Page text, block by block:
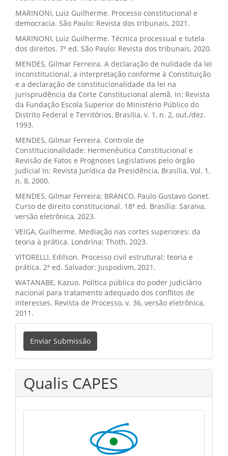
MARINONI, Luiz Guilherme. Processo constitucional e
democracia. São Paulo: Revista dos tribunais, 2021.
MARINONI, Luiz Guilherme. Técnica processual e tutela
dos direitos. 7ª ed. São Paulo: Revista dos tribunais, 2020.
MENDES, Gilmar Ferreira. A declaração de nulidade da lei
inconstitucional, a interpretação conforme à Constituição
e a declaração de constitucionalidade da lei na
jurisprudência da Corte Constitucional alemã. In: Revista
da Fundação Escola Superior do Ministério Público do
Distrito Federal e Territórios, Brasília, v. 1, n. 2, out./dez.
1993.
MENDES, Gilmar Ferreira. Controle de
Constitucionalidade: Hermenêutica Constitucional e
Revisão de Fatos e Prognoses Legislativos pelo órgão
judicial In: Revista Jurídica da Presidência, Brasília, Vol. 1,
n. 8, 2000.
MENDES, Gilmar Ferreira; BRANCO, Paulo Gustavo Gonet.
Curso de direito constitucional. 18ª ed. Brasília: Saraiva,
versão eletrônica, 2023.
VEIGA, Guilherme. Mediação nas cortes superiores: da
teoria à prática. Londrina: Thoth, 2023.
VITORELLI, Edilson. Processo civil estrutural: teoria e
prática. 2ª ed. Salvador: Juspodivm, 2021.
WATANABE, Kazuo. Política pública do poder judiciário
nacional para tratamento adequado dos conflitos de
interesses. Revista de Processo, v. 36, versão eletrônica,
2011.
Enviar
Submissão
Enviar Submissão
Qualis CAPES